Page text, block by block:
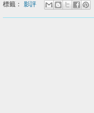
標籤： 影評